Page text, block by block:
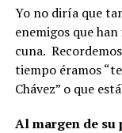
Yo no diría que
enemigos que
cuna.
tiempo éramos
Chávez” o que
Al margen de su